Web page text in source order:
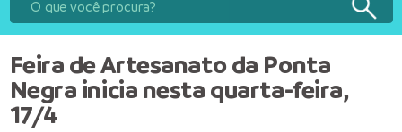
Feira de Artesanato da Ponta
Negra inicia nesta quarta-feira,
17/4